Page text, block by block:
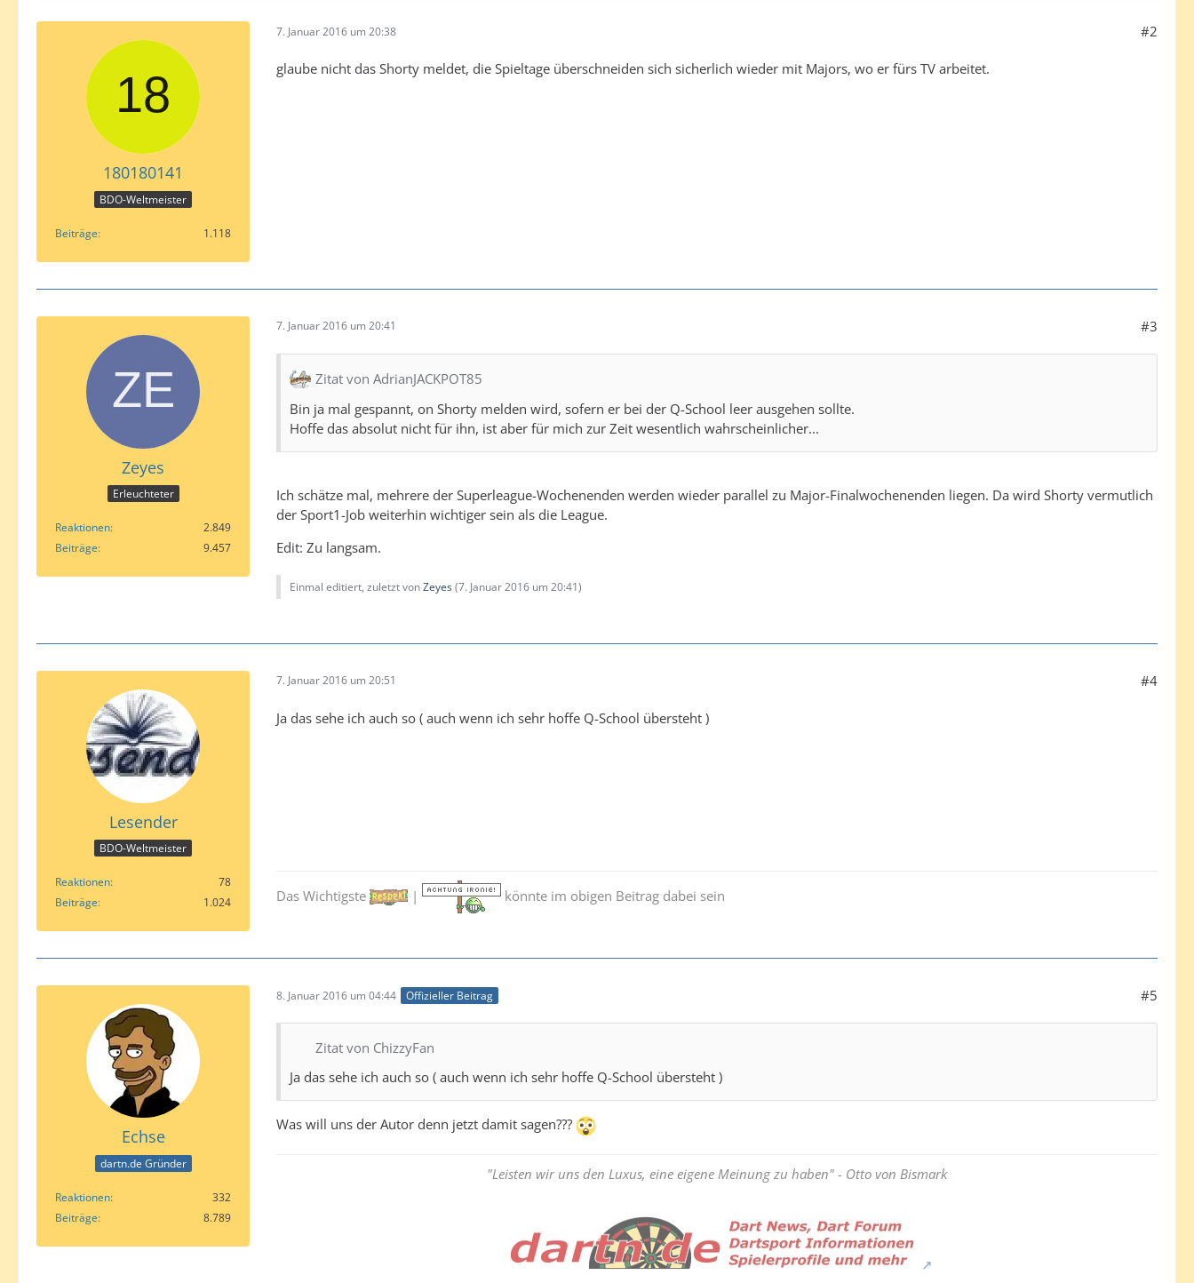
180180141
BDO-Weltmeister
Beiträge 1.118
7. Januar 2016 um 20:38 #2
glaube nicht das Shorty meldet, die Spieltage überschneiden sich sicherlich wieder mit Majors, wo er fürs TV arbeitet.
Zeyes
Erleuchteter
Reaktionen
2.849
Beiträge
9.457
7. Januar 2016 um 20:41 #3
Zitat von AdrianJACKPOT85
Bin ja mal gespannt, on Shorty melden wird, sofern er bei der Q-School leer ausgehen sollte.
Hoffe das absolut nicht für ihn, ist aber für mich zur Zeit wesentlich wahrscheinlicher...
Ich schätze mal, mehrere der Superleague-Wochenenden werden wieder parallel zu Major-Finalwochenenden liegen. Da wird Shorty vermutlich
der Sport1-Job weiterhin wichtiger sein als die League.
Edit: Zu langsam.
Einmal editiert, zuletzt vonZeyes(7. Januar 2016 um 20:41)
Lesender
BDO-Weltmeister
Reaktionen
78
Beiträge
1.024
7. Januar 2016 um 20:51 #4
Ja das sehe ich auch so ( auch wenn ich sehr hoffe Q-School übersteht )
Das Wichtigste | könnte im obigen Beitrag dabei sein
Echse
dartn.de Gründer
Reaktionen
332
Beiträge
8.789
8. Januar 2016 um 04:44 Offizieller Beitrag #5
Zitat von ChizzyFan
Ja das sehe ich auch so ( auch wenn ich sehr hoffe Q-School übersteht )
Was will uns der Autor denn jetzt damit sagen???
"Leisten wir uns den Luxus, eine eigene Meinung zu haben" - Otto von Bismark